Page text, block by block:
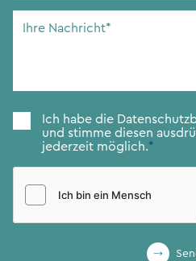
Adresse*
Ihre
Zustimmung*
Ich habe die
und stimme diesen
jederzeit möglich.*